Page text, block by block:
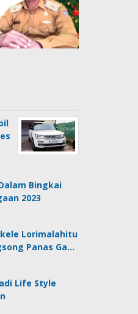
Bingkai
2023
Lorimalahitu
Panas Ga…
Life Style